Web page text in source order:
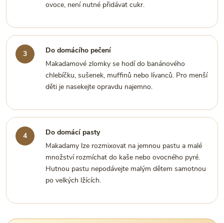
ovoce, není nutné přidávat cukr.
Do domácího pečení
Makadamové zlomky se hodí do banánového
chlebíčku, sušenek, muffinů nebo lívanců. Pro menší
děti je nasekejte opravdu najemno.
Do domácí pasty
Makadamy lze rozmixovat na jemnou pastu a malé
množství rozmíchat do kaše nebo ovocného pyré.
Hutnou pastu nepodávejte malým dětem samotnou
po velkých lžících.